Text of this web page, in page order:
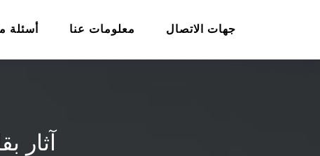
أسئلة معلومات عنا جهات الاتصال
آثار